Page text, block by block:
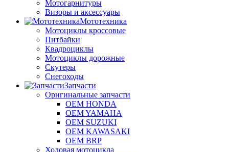
Мотогарнитуры
Визоры и аксессуары
Мототехника
Мотоциклы кроссовые
Питбайки
Квадроциклы
Мотоциклы дорожные
Скутеры
Снегоходы
Запчасти
Оригинальные запчасти
OEM HONDA
OEM YAMAHA
OEM SUZUKI
OEM KAWASAKI
OEM BRP
Ходовая мотоцикла